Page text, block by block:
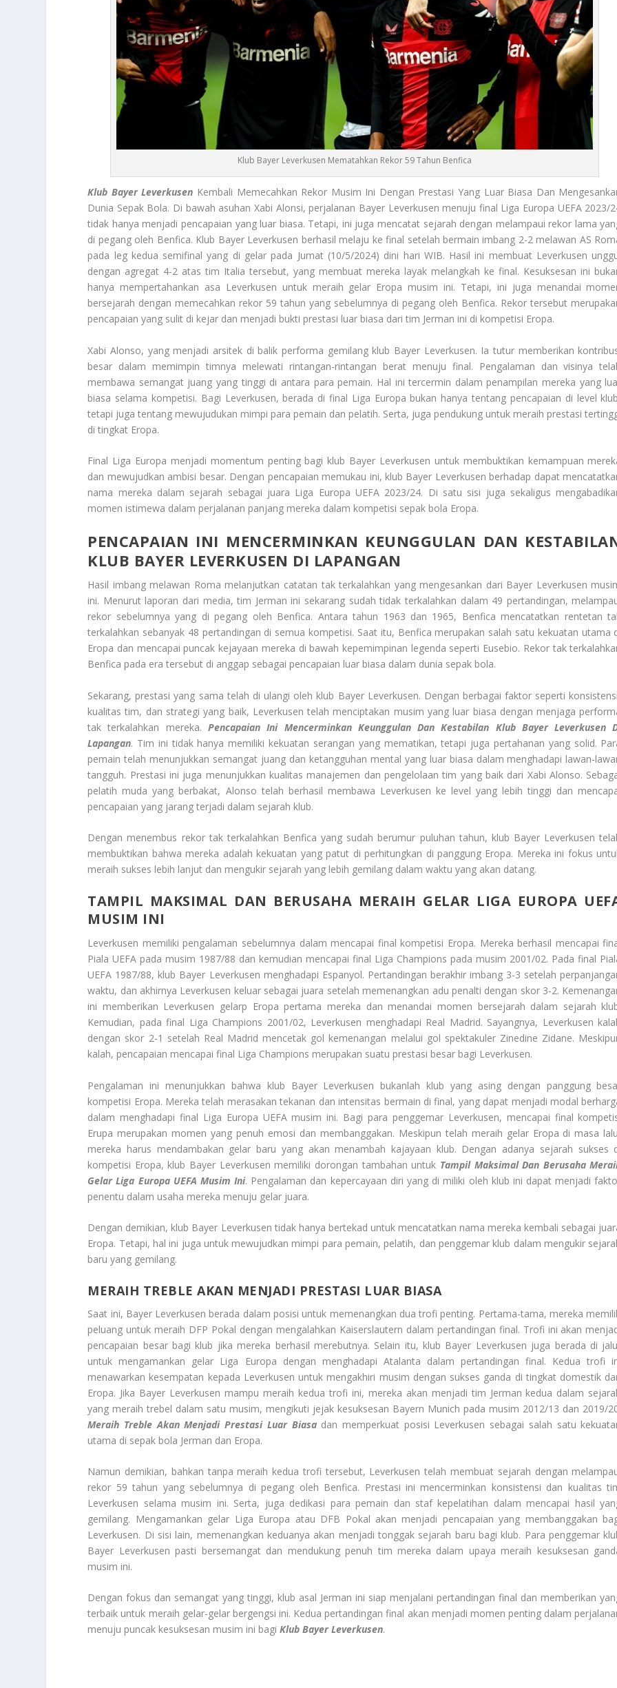
Klub Bayer Leverkusen Mematahkan Rekor 59 Tahun Benfica
Klub Bayer Leverkusen Kembali Memecahkan Rekor Musim Ini Dengan Prestasi Yang Luar Biasa Dan
Dunia Sepak Bola. Di bawah asuhan Xabi Alonsi, perjalanan Bayer Leverkusen menuju final Liga Europa UEFA 2023/
tidak hanya menjadi pencapaian yang luar biasa. Tetapi, ini juga mencatat sejarah dengan melampaui rekor lama
di pegang oleh Benfica. Klub Bayer Leverkusen berhasil melaju ke final setelah bermain imbang 2-2 melawan AS
pada leg kedua semifinal yang di gelar pada Jumat (10/5/2024) dini hari WIB. Hasil ini membuat Leverkusen
dengan agregat 4-2 atas tim Italia tersebut, yang membuat mereka layak melangkah ke final. Kesuksesan ini
hanya mempertahankan asa Leverkusen untuk meraih gelar Eropa musim ini. Tetapi, ini juga menandai
bersejarah dengan memecahkan rekor 59 tahun yang sebelumnya di pegang oleh Benfica. Rekor tersebut
pencapaian yang sulit di kejar dan menjadi bukti prestasi luar biasa dari tim Jerman ini di kompetisi Eropa.
Xabi Alonso, yang menjadi arsitek di balik performa gemilang klub Bayer Leverkusen. Ia tutur memberikan
besar dalam memimpin timnya melewati rintangan-rintangan berat menuju final. Pengalaman dan visinya
membawa semangat juang yang tinggi di antara para pemain. Hal ini tercermin dalam penampilan mereka yang
biasa selama kompetisi. Bagi Leverkusen, berada di final Liga Europa bukan hanya tentang pencapaian di level
tetapi juga tentang mewujudukan mimpi para pemain dan pelatih. Serta, juga pendukung untuk meraih prestasi
di tingkat Eropa.
Final Liga Europa menjadi momentum penting bagi klub Bayer Leverkusen untuk membuktikan kemampuan
dan mewujudkan ambisi besar. Dengan pencapaian memukau ini, klub Bayer Leverkusen berhadap dapat
nama mereka dalam sejarah sebagai juara Liga Europa UEFA 2023/24. Di satu sisi juga sekaligus
momen istimewa dalam perjalanan panjang mereka dalam kompetisi sepak bola Eropa.
PENCAPAIAN INI MENCERMINKAN KEUNGGULAN DAN
KLUB BAYER LEVERKUSEN DI LAPANGAN
Hasil imbang melawan Roma melanjutkan catatan tak terkalahkan yang mengesankan dari Bayer Leverkusen
ini. Menurut laporan dari media, tim Jerman ini sekarang sudah tidak terkalahkan dalam 49 pertandingan,
rekor sebelumnya yang di pegang oleh Benfica. Antara tahun 1963 dan 1965, Benfica mencatatkan rentetan
terkalahkan sebanyak 48 pertandingan di semua kompetisi. Saat itu, Benfica merupakan salah satu kekuatan utama
Eropa dan mencapai puncak kejayaan mereka di bawah kepemimpinan legenda seperti Eusebio. Rekor tak
Benfica pada era tersebut di anggap sebagai pencapaian luar biasa dalam dunia sepak bola.
Sekarang, prestasi yang sama telah di ulangi oleh klub Bayer Leverkusen. Dengan berbagai faktor seperti
kualitas tim, dan strategi yang baik, Leverkusen telah menciptakan musim yang luar biasa dengan menjaga
tak terkalahkan mereka. Pencapaian Ini Mencerminkan Keunggulan Dan Kestabilan Klub Bayer Leverkusen
Lapangan. Tim ini tidak hanya memiliki kekuatan serangan yang mematikan, tetapi juga pertahanan yang solid.
pemain telah menunjukkan semangat juang dan ketangguhan mental yang luar biasa dalam menghadapi lawan-
tangguh. Prestasi ini juga menunjukkan kualitas manajemen dan pengelolaan tim yang baik dari Xabi Alonso.
pelatih muda yang berbakat, Alonso telah berhasil membawa Leverkusen ke level yang lebih tinggi dan
pencapaian yang jarang terjadi dalam sejarah klub.
Dengan menembus rekor tak terkalahkan Benfica yang sudah berumur puluhan tahun, klub Bayer Leverkusen
membuktikan bahwa mereka adalah kekuatan yang patut di perhitungkan di panggung Eropa. Mereka ini fokus
meraih sukses lebih lanjut dan mengukir sejarah yang lebih gemilang dalam waktu yang akan datang.
TAMPIL MAKSIMAL DAN BERUSAHA MERAIH GELAR LIGA EUROPA
MUSIM INI
Leverkusen memiliki pengalaman sebelumnya dalam mencapai final kompetisi Eropa. Mereka berhasil mencapai
Piala UEFA pada musim 1987/88 dan kemudian mencapai final Liga Champions pada musim 2001/02. Pada final
UEFA 1987/88, klub Bayer Leverkusen menghadapi Espanyol. Pertandingan berakhir imbang 3-3 setelah
waktu, dan akhirnya Leverkusen keluar sebagai juara setelah memenangkan adu penalti dengan skor 3-2.
ini memberikan Leverkusen gelarp Eropa pertama mereka dan menandai momen bersejarah dalam sejarah
Kemudian, pada final Liga Champions 2001/02, Leverkusen menghadapi Real Madrid. Sayangnya, Leverkusen
dengan skor 2-1 setelah Real Madrid mencetak gol kemenangan melalui gol spektakuler Zinedine Zidane.
kalah, pencapaian mencapai final Liga Champions merupakan suatu prestasi besar bagi Leverkusen.
Pengalaman ini menunjukkan bahwa klub Bayer Leverkusen bukanlah klub yang asing dengan panggung
kompetisi Eropa. Mereka telah merasakan tekanan dan intensitas bermain di final, yang dapat menjadi modal
dalam menghadapi final Liga Europa UEFA musim ini. Bagi para penggemar Leverkusen, mencapai final
Erupa merupakan momen yang penuh emosi dan membanggakan. Meskipun telah meraih gelar Eropa di masa
mereka harus mendambakan gelar baru yang akan menambah kajayaan klub. Dengan adanya sejarah sukses
kompetisi Eropa, klub Bayer Leverkusen memiliki dorongan tambahan untuk Tampil Maksimal Dan Berusaha
Gelar Liga Europa UEFA Musim Ini. Pengalaman dan kepercayaan diri yang di miliki oleh klub ini dapat menjadi
penentu dalam usaha mereka menuju gelar juara.
Dengan demikian, klub Bayer Leverkusen tidak hanya bertekad untuk mencatatkan nama mereka kembali sebagai
Eropa. Tetapi, hal ini juga untuk mewujudkan mimpi para pemain, pelatih, dan penggemar klub dalam mengukir
baru yang gemilang.
MERAIH TREBLE AKAN MENJADI PRESTASI LUAR BIASA
Saat ini, Bayer Leverkusen berada dalam posisi untuk memenangkan dua trofi penting. Pertama-tama, mereka
peluang untuk meraih DFP Pokal dengan mengalahkan Kaiserslautern dalam pertandingan final. Trofi ini akan
pencapaian besar bagi klub jika mereka berhasil merebutnya. Selain itu, klub Bayer Leverkusen juga berada di
untuk mengamankan gelar Liga Europa dengan menghadapi Atalanta dalam pertandingan final. Kedua trofi
menawarkan kesempatan kepada Leverkusen untuk mengakhiri musim dengan sukses ganda di tingkat domestik
Eropa. Jika Bayer Leverkusen mampu meraih kedua trofi ini, mereka akan menjadi tim Jerman kedua dalam
yang meraih trebel dalam satu musim, mengikuti jejak kesuksesan Bayern Munich pada musim 2012/13 dan 2019/
Meraih Treble Akan Menjadi Prestasi Luar Biasadan memperkuat posisi Leverkusen sebagai salah satu
utama di sepak bola Jerman dan Eropa.
Namun demikian, bahkan tanpa meraih kedua trofi tersebut, Leverkusen telah membuat sejarah dengan
rekor 59 tahun yang sebelumnya di pegang oleh Benfica. Prestasi ini mencerminkan konsistensi dan kualitas
Leverkusen selama musim ini. Serta, juga dedikasi para pemain dan staf kepelatihan dalam mencapai hasil
gemilang. Mengamankan gelar Liga Europa atau DFB Pokal akan menjadi pencapaian yang membanggakan
Leverkusen. Di sisi lain, memenangkan keduanya akan menjadi tonggak sejarah baru bagi klub. Para penggemar
Bayer Leverkusen pasti bersemangat dan mendukung penuh tim mereka dalam upaya meraih kesuksesan
musim ini.
Dengan fokus dan semangat yang tinggi, klub asal Jerman ini siap menjalani pertandingan final dan memberikan
terbaik untuk meraih gelar-gelar bergengsi ini. Kedua pertandingan final akan menjadi momen penting dalam
menuju puncak kesuksesan musim ini bagiKlub Bayer Leverkusen.